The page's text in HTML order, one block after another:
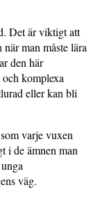
Det är viktigt att
man måste lära
den här
komplexa
eller kan bli
varje vuxen
i de ämnen man
väg.